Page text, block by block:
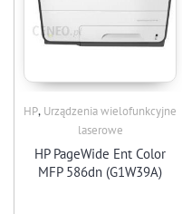
HP, Urządzenia wielofunkcyjne
laserowe
HP PageWide Ent Color
MFP 586dn (G1W39A)